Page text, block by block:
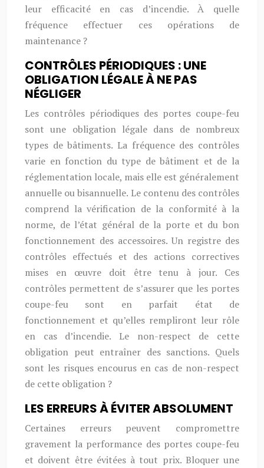
leur efficacité en cas d’incendie. À quelle
fréquence effectuer ces opérations de
maintenance ?
CONTRÔLES PÉRIODIQUES : UNE
OBLIGATION LÉGALE À NE PAS
NÉGLIGER
Les contrôles périodiques des portes coupe-feu
sont une obligation légale dans de nombreux
types de bâtiments. La fréquence des contrôles
varie en fonction du type de bâtiment et de la
réglementation locale, mais elle est généralement
annuelle ou bisannuelle. Le contenu des contrôles
comprend la vérification de la conformité à la
norme, de l’état général de la porte et du bon
fonctionnement des accessoires. Un registre des
contrôles effectués et des actions correctives
mises en œuvre doit être tenu à jour. Ces
contrôles permettent de s’assurer que les portes
coupe-feu sont en parfait état de
fonctionnement et qu’elles rempliront leur rôle
en cas d’incendie. Le non-respect de cette
obligation peut entraîner des sanctions. Quels
sont les risques encourus en cas de non-respect
de cette obligation ?
LES ERREURS À ÉVITER ABSOLUMENT
Certaines erreurs peuvent compromettre
gravement la performance des portes coupe-feu
et doivent être évitées à tout prix. Bloquer une